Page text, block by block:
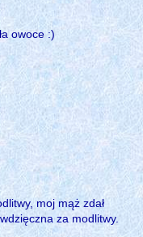
owoce :)
moj mąż zdał
za modlitwy.